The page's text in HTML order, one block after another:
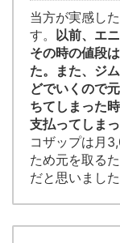
当方が実感し
す。 以前、エ
その時の値段
た。また、ジ
どでいくので
ちてしまった
支払ってしま
コザップは月
ため元を取る
だと思いました